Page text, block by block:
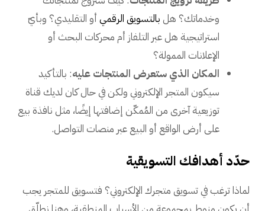
وخدماتك؟ هل بالتسويق الرقمي أو التقليدي؟ وبأيّ
استراتيجية هل عبر التلفاز أم محركات البحث أو
الإعلانات الممولة؟
المكان الذي ستعرض المنتجات عليه: بالتأكيد
سيكون المتجر الإلكتروني ولكن في حال كان لديك قناة
توزيعية آخرى من المُمكّن إضافتها إيضًا، مثل نافذة بيع
على أرض الواقع أو البيع عبر منصات التواصل.
حدّد أهدافك التسويقية
لماذا ترغب في تسويق متجرك الإلكتروني؟ فتسويق للمتجر يجب